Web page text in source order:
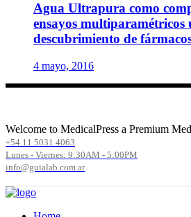
Agua Ultrapura como
ensayos multiparamétricos
descubrimiento de
4 mayo, 2016
Welcome to MedicalPress a Premium
+54 11 5031 4063
Lunes - Viernes: 9:30AM - 5:00PM
info@guialab.com.ar